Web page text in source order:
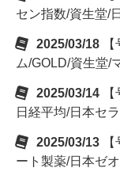
セン指数/資生堂/
2025/03/18
ム/GOLD/資生堂/
2025/03/14
日経平均/日本セ
2025/03/13
ート製薬/日本ゼオ